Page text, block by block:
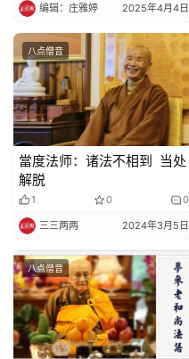
免
责
声
明
编辑：庄雅婷 2025年4月4日
八点僧音
當度法师：诸法不相到 当处
解脱
1 0 0
三三两两 2024年3月5日
八点僧音